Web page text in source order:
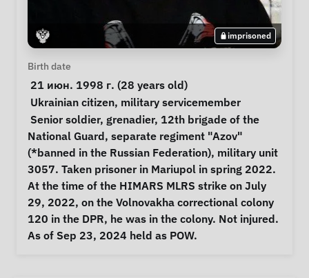
imprisoned
Personal Information
Birth date
21 июн. 1998 г. (28 years old)
Special circumstances
Ukrainian citizen, military servicemember
Notes
National Guard, separate regiment "Azov"
(*banned in the Russian Federation), military unit
3057. Taken prisoner in Mariupol in spring 2022.
At the time of the HIMARS MLRS strike on July
29, 2022, on the Volnovakha correctional colony
120 in the DPR, he was in the colony. Not injured.
As of Sep 23, 2024 held as POW.